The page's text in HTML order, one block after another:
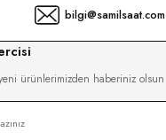
bilgi@samilsaat.com
ürünlerimizden haberiniz olsun